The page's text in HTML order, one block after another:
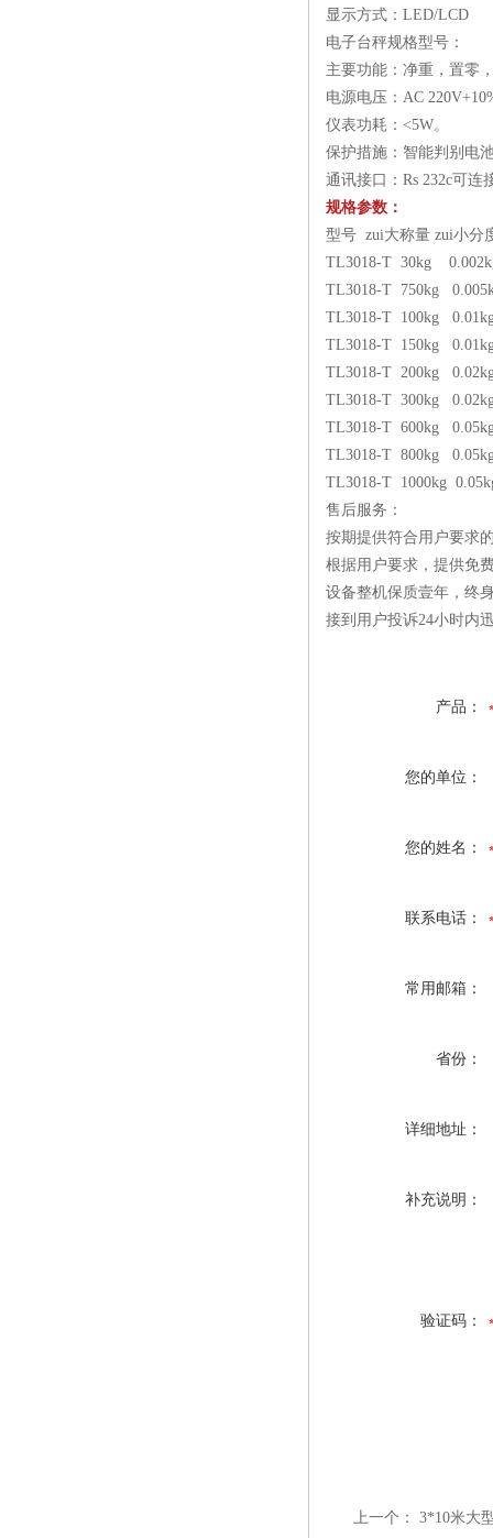
显示方式：LED/LCD
电子台秤规格型号：
主要功能：净重，置零
电源电压：AC
仪表功耗：<5W。
保护措施：智能判别电
通讯接口：Rs 232c可连
规格参数：
型号 zui大称量 zui小分
TL3018-T 30kg
TL3018-T 750kg
TL3018-T 100kg
TL3018-T 150kg
TL3018-T 200kg
TL3018-T 300kg
TL3018-T 600kg
TL3018-T 800kg
TL3018-T 1000kg
售后服务：
按期提供符合用户要求
根据用户要求，提供免
设备整机保质壹年，终
接到用户投诉24小时内
产品：
您的单位：
您的姓名：
联系电话：
常用邮箱：
省份：
详细地址：
补充说明：
验证码：
上一个： 3*10米大